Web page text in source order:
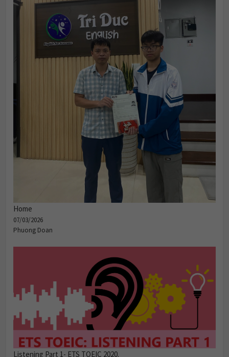
Home
07/03/2026
Phuong Doan
Listening Part 1- ETS TOEIC 2020.